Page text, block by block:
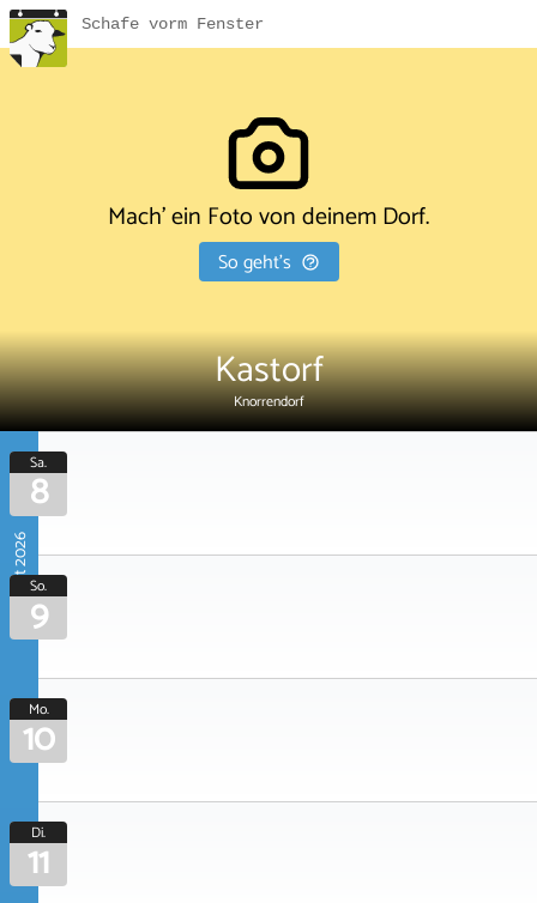
Schafe vorm Fenster
Mach' ein Foto von deinem Dorf.
So geht's
Kastorf
Knorrendorf
August 2026
Sa.
8
So.
9
Mo.
10
Di.
11